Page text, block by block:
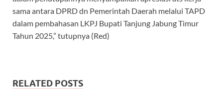
sama antara DPRD dn Pemerintah Daerah melalui TAPD
dalam pembahasan LKPJ Bupati Tanjung Jabung Timur
Tahun 2025,” tutupnya (Red)
RELATED POSTS